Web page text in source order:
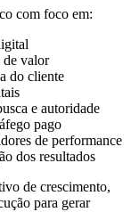
com foco em:
de valor
do cliente
e autoridade
pago
de performance
dos resultados
de crescimento,
para gerar